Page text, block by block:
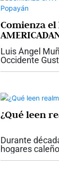
Comienza el
Luis Ángel
Occidente
¿Qué leen
Durante
hogares
misma